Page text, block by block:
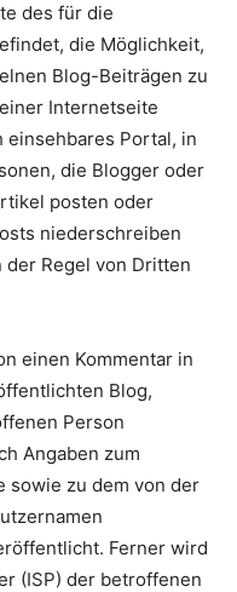
des für die
die Möglichkeit,
Blog-Beiträgen zu
Internetseite
Portal, in
die Blogger oder
posten oder
niederschreiben
Regel von Dritten
einen Kommentar in
Blog,
Person
Angaben zum
sowie zu dem von der
Ferner wird
(ISP) der betroffenen